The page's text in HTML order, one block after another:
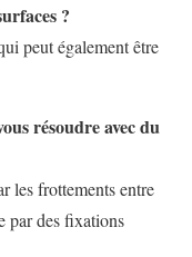
?
peut également être
résoudre avec du
les frottements entre
par des fixations